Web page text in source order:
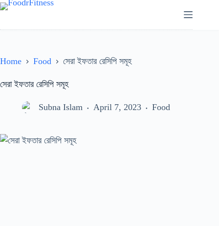
Skip
content
Home Food সেরা ইফতার রেসিপি সমূহ
সেরা ইফতার রেসিপি সমূহ
Subna Islam April 7, 2023 Food